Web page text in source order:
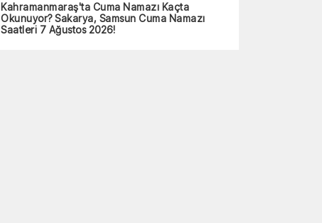
Kahramanmaraş'ta Cuma Namazı Kaçta
Okunuyor? Sakarya, Samsun Cuma Namazı
Saatleri 7 Ağustos 2026!